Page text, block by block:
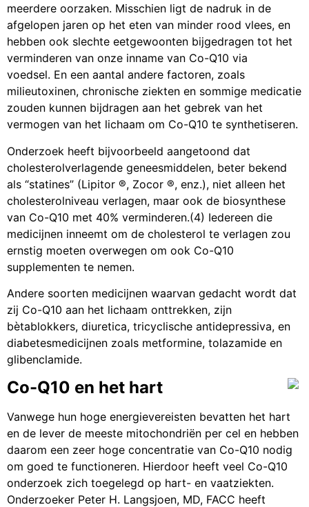
meerdere oorzaken. Misschien ligt de nadruk in de
afgelopen jaren op het eten van minder rood vlees, en
hebben ook slechte eetgewoonten bijgedragen tot het
verminderen van onze inname van Co-Q10 via
voedsel. En een aantal andere factoren, zoals
milieutoxinen, chronische ziekten en sommige medicatie
zouden kunnen bijdragen aan het gebrek van het
vermogen van het lichaam om Co-Q10 te synthetiseren.
Onderzoek heeft bijvoorbeeld aangetoond dat
cholesterolverlagende geneesmiddelen, beter bekend
als “statines” (Lipitor ®, Zocor ®, enz.), niet alleen het
cholesterolniveau verlagen, maar ook de biosynthese
van Co-Q10 met 40% verminderen.(4) Iedereen die
medicijnen inneemt om de cholesterol te verlagen zou
ernstig moeten overwegen om ook Co-Q10
supplementen te nemen.
Andere soorten medicijnen waarvan gedacht wordt dat
zij Co-Q10 aan het lichaam onttrekken, zijn
bètablokkers, diuretica, tricyclische antidepressiva, en
diabetesmedicijnen zoals metformine, tolazamide en
glibenclamide.
Co-Q10 en het hart
Vanwege hun hoge energievereisten bevatten het hart
en de lever de meeste mitochondriën per cel en hebben
daarom een zeer hoge concentratie van Co-Q10 nodig
om goed te functioneren. Hierdoor heeft veel Co-Q10
onderzoek zich toegelegd op hart- en vaatziekten.
Onderzoeker Peter H. Langsjoen, MD, FACC heeft